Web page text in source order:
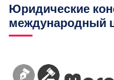
Юридические
международный